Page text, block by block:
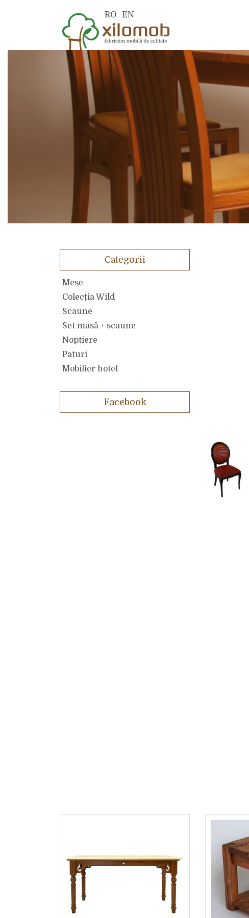
RO EN
Categorii
Mese
Colecția Wild
Scaune
Set masă + scaune
Noptiere
Paturi
Mobilier hotel
Facebook